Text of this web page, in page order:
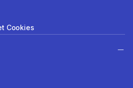
Cookies